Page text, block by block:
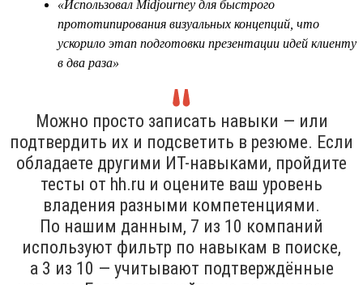
«Использовал Midjourney для быстрого
прототипирования визуальных концепций, что
ускорило этап подготовки презентации идей клиенту
в два раза»
Можно просто записать навыки — или
подтвердить их и подсветить в резюме. Если
обладаете другими ИТ-навыками, пройдите
тесты от hh.ru и оцените ваш уровень
владения разными компетенциями.
По нашим данным, 7 из 10 компаний
используют фильтр по навыкам в поиске,
а 3 из 10 — учитывают подтверждённые